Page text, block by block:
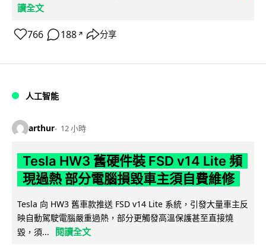
讀全文
766 188 ↗ 分享
人工智能
arthur 12 小時
Tesla HW3 舊硬件裝 FSD v14 Lite 頻
現過熱 部分電腦損毀車主須自費維修
Tesla 向 HW3 舊車款推送 FSD v14 Lite 系統，引發大量車主反
映自動駕駛電腦嚴重過熱，部分更觸發高溫保護甚至直接燒
毀，須...
閱讀全文